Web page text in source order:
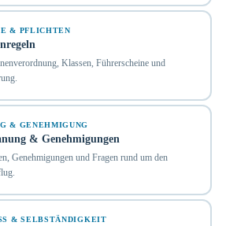
& PFLICHTEN
Klassen, Führerscheine und
& GENEHMIGUNG
& Genehmigungen
Genehmigungen und Fragen rund um den
& SELBSTÄNDIGKEIT